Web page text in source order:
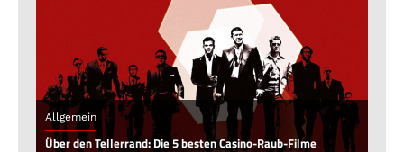
Allgemein
Über den Tellerrand: Die 5 besten Casino-Raub-Filme